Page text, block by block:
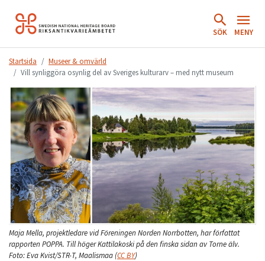
Hoppa
till
SÖK MENY
Startsida
Museer & omvärld
Vill synliggöra osynlig del av Sveriges kulturarv – med nytt museum
Maja Mella, projektledare vid Föreningen Norden Norrbotten, har författat
rapporten POPPA. Till höger Kattilakoski på den finska sidan av Torne älv.
Foto:Eva Kvist/STR-T, Maalismaa(CC BY)